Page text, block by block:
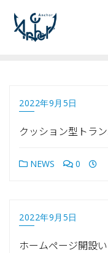
2022年9月5日
クッション型トラ
NEWS 0
2022年9月5日
ホームページ開設い